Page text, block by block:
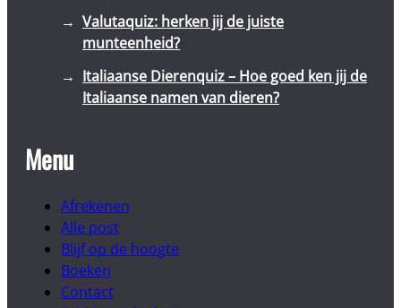
Valutaquiz: herken jij de juiste
munteenheid?
Italiaanse Dierenquiz – Hoe goed ken jij de
Italiaanse namen van dieren?
Menu
Afrekenen
Alle post
Blijf op de hoogte
Boeken
Contact